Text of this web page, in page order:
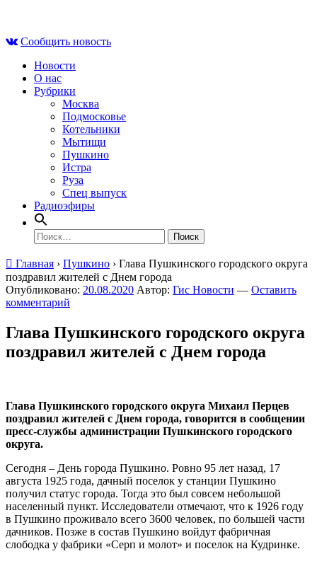
contentСообщить новость
Новости
О нас
Рубрики
Москва
Подмосковье
Котельники
Мытищи
Пушкино
Истра
Руза
Спец выпуск
Радиоэфиры
Найти:
Главная › Пушкино › Глава Пушкинского городского округа
поздравил жителей с Днем города
Опубликовано: 20.08.2020 Автор: Гис Новости — Оставить
комментарий
Глава Пушкинского городского округа
поздравил жителей с Днем города
Глава Пушкинского городского округа Михаил Перцев
поздравил жителей с Днем города, говорится в сообщении
пресс-службы администрации Пушкинского городского
округа.
Сегодня – День города Пушкино. Ровно 95 лет назад, 17
августа 1925 года, дачный поселок у станции Пушкино
получил статус города. Тогда это был совсем небольшой
населенный пункт. Исследователи отмечают, что к 1926 году
в Пушкино проживало всего 3600 человек, по большей части
дачников. Позже в состав Пушкино войдут фабричная
слободка у фабрики «Серп и молот» и поселок на Кудринке.